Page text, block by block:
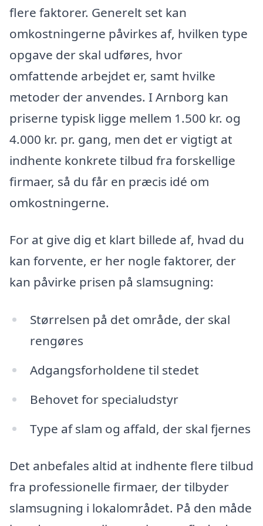
flere faktorer. Generelt set kan
omkostningerne påvirkes af, hvilken type
opgave der skal udføres, hvor
omfattende arbejdet er, samt hvilke
metoder der anvendes. I Arnborg kan
priserne typisk ligge mellem 1.500 kr. og
4.000 kr. pr. gang, men det er vigtigt at
indhente konkrete tilbud fra forskellige
firmaer, så du får en præcis idé om
omkostningerne.
For at give dig et klart billede af, hvad du
kan forvente, er her nogle faktorer, der
kan påvirke prisen på slamsugning:
Størrelsen på det område, der skal
rengøres
Adgangsforholdene til stedet
Behovet for specialudstyr
Type af slam og affald, der skal fjernes
Det anbefales altid at indhente flere tilbud
fra professionelle firmaer, der tilbyder
slamsugning i lokalområdet. På den måde